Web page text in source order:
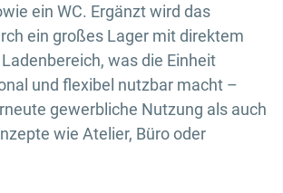
ein WC. Ergänzt wird das
ein großes Lager mit direktem
was die Einheit
und flexibel nutzbar macht –
gewerbliche Nutzung als auch
wie Atelier, Büro oder